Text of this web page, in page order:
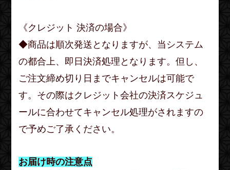
《クレジット 決済の場合》
◆商品は順次発送となりますが、当システム
の都合上、即日決済処理となります。但し、
ご注文締め切り日までキャンセルは可能で
す。その際はクレジット会社の決済スケジュ
ールに合わせてキャンセル処理がされますの
で予めご了承ください。
お届け時の注意点